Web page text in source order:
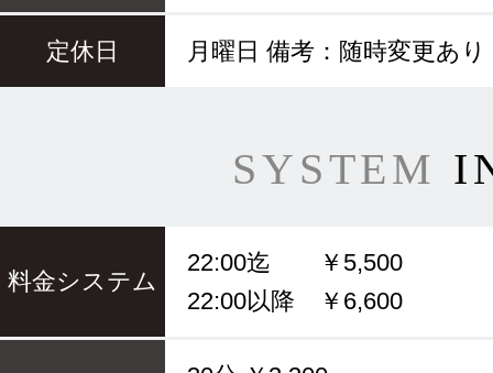
定休日 月曜日 備考：随時変更あり
SYSTEM
料金システム
22:00迄 ￥5,500
22:00以降 ￥6,600